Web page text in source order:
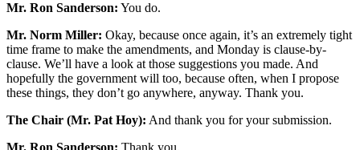
Mr. Ron Sanderson: You do.
Mr. Norm Miller: Okay, because once again, it’s an extremely tight
time frame to make the amendments, and Monday is clause-by-
clause. We’ll have a look at those suggestions you made. And
hopefully the government will too, because often, when I propose
these things, they don’t go anywhere, anyway. Thank you.
The Chair (Mr. Pat Hoy): And thank you for your submission.